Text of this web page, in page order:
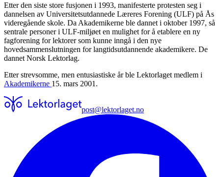
Etter den siste store fusjonen i 1993, manifesterte protesten seg i
dannelsen av Universitetsutdannede Læreres Forening (ULF) på Ås
videregående skole. Da Akademikerne ble dannet i oktober 1997, så
sentrale personer i ULF-miljøet en mulighet for å etablere en ny
fagforening for lektorer som kunne inngå i den nye
hovedsammenslutningen for langtidsutdannende akademikere. De
dannet Norsk Lektorlag.
Etter strevsomme, men entusiastiske år ble Lektorlaget medlem i
Akademikerne 15. mars 2001.
post@lektorlaget.no